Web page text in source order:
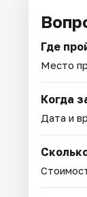
Где
Место
Когда
Дата и